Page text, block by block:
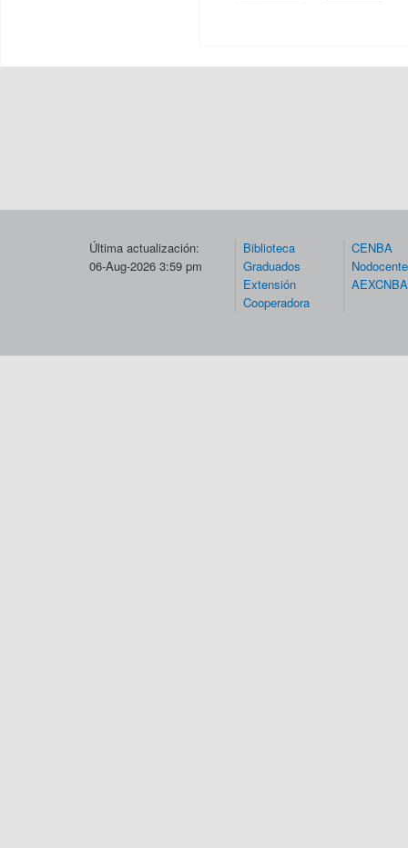
Última actualización:
06-Aug-2026 3:59 pm
Biblioteca
Graduados
Extensión
Cooperadora
CENBA
AEXCNBA